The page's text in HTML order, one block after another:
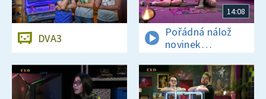
DVA3
14:08
Pořádná nálož
novinek
a zajímavostí